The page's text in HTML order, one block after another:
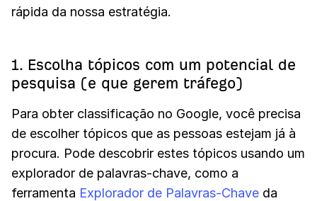
rápida da nossa estratégia.
1. Escolha tópicos com um potencial de
pesquisa (e que gerem tráfego)
Para obter classificação no Google, você precisa
de escolher tópicos que as pessoas estejam já à
procura. Pode descobrir estes tópicos usando um
explorador de palavras-chave, como a
ferramenta Explorador de Palavras-Chave da